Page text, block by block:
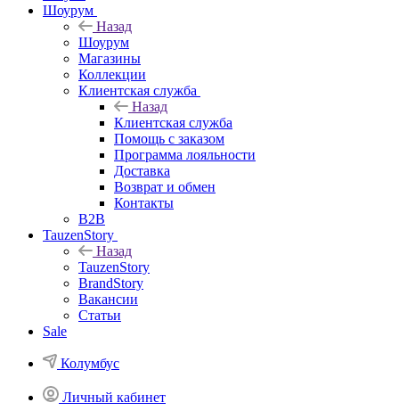
Шоурум
Назад
Шоурум
Магазины
Коллекции
Клиентская служба
Назад
Клиентская служба
Помощь с заказом
Программа лояльности
Доставка
Возврат и обмен
Контакты
B2B
TauzenStory
Назад
TauzenStory
BrandStory
Вакансии
Статьи
Sale
Колумбус
Личный кабинет